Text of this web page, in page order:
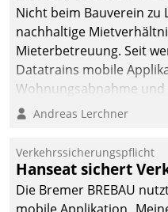
Nicht beim Bauverein zu
nachhaltige
Mieterbetreuung. Seit
Datatrains mobile
Wohnungsabnahme
Mieter wohlgeordnet
Andreas Lerchner
Verkehrssicherungspflicht
Hanseat sichert
Die Bremer BREBAU